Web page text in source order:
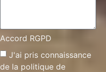
Accord RGPD
J'ai pris connaissance
de la politique de